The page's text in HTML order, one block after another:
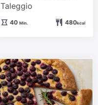
Taleggio
40Minuten
Min. 480kcal